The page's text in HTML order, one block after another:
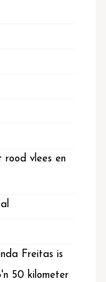
vlees en
Freitas is
50 kilometer